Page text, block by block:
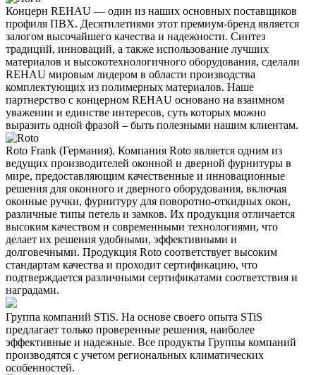
Концерн REHAU — один из наших основных поставщиков
профиля ПВХ. Десятилетиями этот премиум-бренд является
залогом высочайшего качества и надежности. Синтез
традиций, инноваций, а также использование лучших
материалов и высокотехнологичного оборудования, сделали
REHAU мировым лидером в области производства
комплектующих из полимерных материалов. Наше
партнерство с концерном REHAU основано на взаимном
уважении и единстве интересов, суть которых можно
выразить одной фразой – быть полезными нашим клиентам.
Roto Frank (Германия). Компания Roto является одним из
ведущих производителей оконной и дверной фурнитуры в
мире, предоставляющим качественные и инновационные
решения для оконного и дверного оборудования, включая
оконные ручки, фурнитуру для поворотно-откидных окон,
различные типы петель и замков. Их продукция отличается
высоким качеством и современными технологиями, что
делает их решения удобными, эффективными и
долговечными. Продукция Roto соответствует высоким
стандартам качества и проходит сертификацию, что
подтверждается различными сертификатами соответствия и
наградами.
Группа компаний STiS. На основе своего опыта STiS
предлагает только проверенные решения, наиболее
эффективные и надежные. Все продукты Группы компаний
производятся с учетом региональных климатических
особенностей.